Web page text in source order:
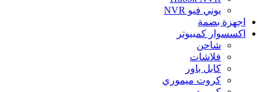
يوني فيو NVR
اجهزة بصمة
اكسسوار كمبيوتر
شاحن
فلاشات
كابل باور
كروت ميموري